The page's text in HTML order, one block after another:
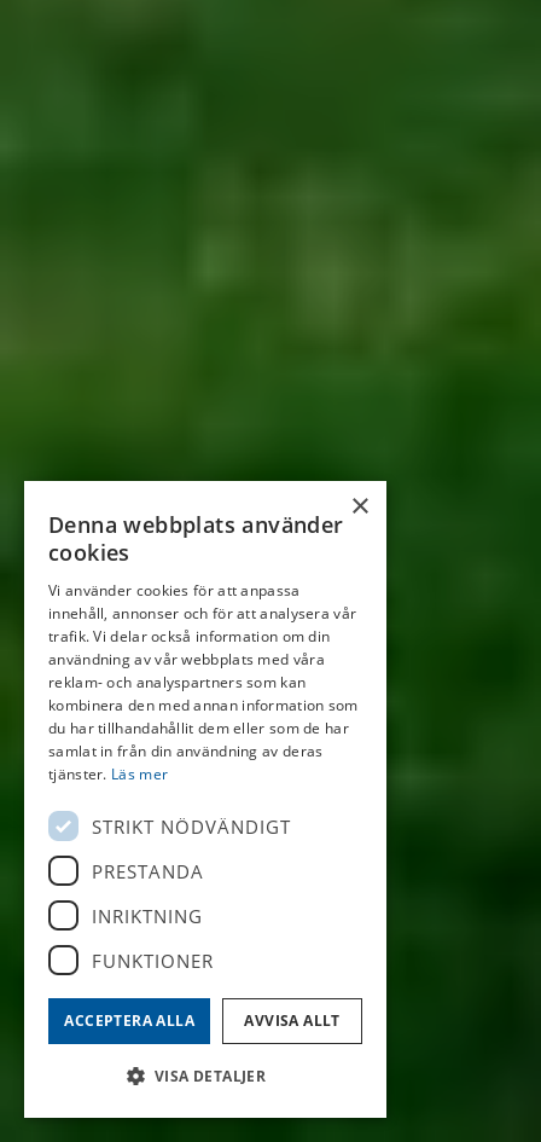
×
Denna webbplats använder
cookies
Vi använder cookies för att anpassa
innehåll, annonser och för att analysera vår
trafik. Vi delar också information om din
användning av vår webbplats med våra
reklam- och analyspartners som kan
kombinera den med annan information som
du har tillhandahållit dem eller som de har
samlat in från din användning av deras
tjänster. Läs mer
STRIKT NÖDVÄNDIGT
PRESTANDA
INRIKTNING
FUNKTIONER
ACCEPTERA ALLA AVVISA ALLT
VISA DETALJER